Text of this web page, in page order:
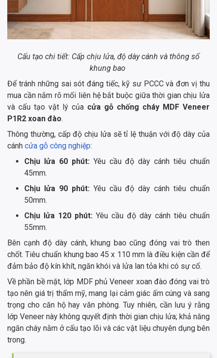
Cấu tạo chi tiết: Cấp chịu lửa, độ dày cánh và thông số
khung bao
Để tránh những sai sót đáng tiếc, kỹ sư PCCC và đơn vị thu
mua cần nắm rõ mối liên hệ bắt buộc giữa thời gian chịu lửa
và cấu tạo vật lý của cửa gỗ chống cháy MDF Veneer
P1R2 xoan đào.
Thông thường, cấp độ chịu lửa sẽ tỉ lệ thuận với độ dày của
cánh cửa gỗ công nghiệp:
Chịu lửa 60 phút: Yêu cầu độ dày cánh tiêu chuẩn
45mm.
Chịu lửa 90 phút: Yêu cầu độ dày cánh tiêu chuẩn
50mm.
Chịu lửa 120 phút: Yêu cầu độ dày cánh tiêu chuẩn
55mm.
Bên cạnh độ dày cánh, khung bao cũng đóng vai trò then
chốt. Tiêu chuẩn khung bao 45 x 110 mm là điều kiện cần để
đảm bảo độ kín khít, ngăn khói và lửa lan tỏa khi có sự cố.
Về phần bề mặt, lớp MDF phủ Veneer xoan đào đóng vai trò
tạo nên giá trị thẩm mỹ, mang lại cảm giác ấm cúng và sang
trọng cho căn hộ hay văn phòng. Tuy nhiên, cần lưu ý rằng
lớp Veneer này không quyết định thời gian chịu lửa; khả năng
ngăn cháy nằm ở cấu tạo lõi và các vật liệu chuyên dụng bên
trong.